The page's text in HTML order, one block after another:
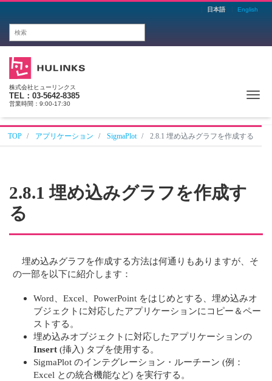
日本語 English
株式会社ヒューリンクス
TEL：03-5642-8385
営業時間：9:00-17:30
TOP アプリケーション SigmaPlot 2.8.1 埋め込みグラフを作成する
2.8.1 埋め込みグラフを作成す
る
埋め込みグラフを作成する方法は何通りもありますが、そ
の一部を以下に紹介します：
Word、Excel、PowerPoint をはじめとする、埋め込みオ
ブジェクトに対応したアプリケーションにコピー＆ペー
ストする。
埋め込みオブジェクトに対応したアプリケーションの
Insert (挿入) タブを使用する。
SigmaPlot のインテグレーション・ルーチーン (例：
Excel との統合機能など) を実行する。